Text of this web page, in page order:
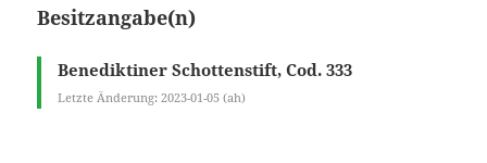
Besitzangabe(n)
Benediktiner Schottenstift, Cod. 333
Letzte Änderung: 2023-01-05 (ah)